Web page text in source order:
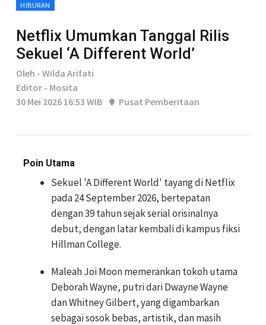
HIBURAN
Netflix Umumkan Tanggal Rilis
Sekuel ‘A Different World’
Oleh - Wilda Arifati
Editor - Mosita
30 Mei 2026 16:53 WIB
Pusat Pemberitaan
Poin Utama
Sekuel 'A Different World' tayang di Netflix
pada 24 September 2026, bertepatan
dengan 39 tahun sejak serial orisinalnya
debut, dengan latar kembali di kampus fiksi
Hillman College.
Maleah Joi Moon memerankan tokoh utama
Deborah Wayne, putri dari Dwayne Wayne
dan Whitney Gilbert, yang digambarkan
sebagai sosok bebas, artistik, dan masih